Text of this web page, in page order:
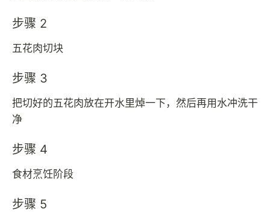
步骤 2
五花肉切块
步骤 3
把切好的五花肉放在开水里焯一下，然后再用水冲洗干
净
步骤 4
食材烹饪阶段
步骤 5